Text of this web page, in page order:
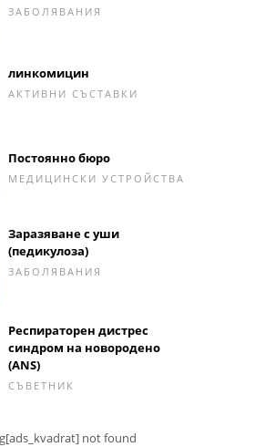
ЗАБОЛЯВАНИЯ
линкомицин
АКТИВНИ СЪСТАВКИ
Постоянно бюро
МЕДИЦИНСКИ УСТРОЙСТВА
Заразяване с уши
(педикулоза)
ЗАБОЛЯВАНИЯ
Респираторен дистрес
синдром на новородено
(ANS)
СЪВЕТНИК
not found